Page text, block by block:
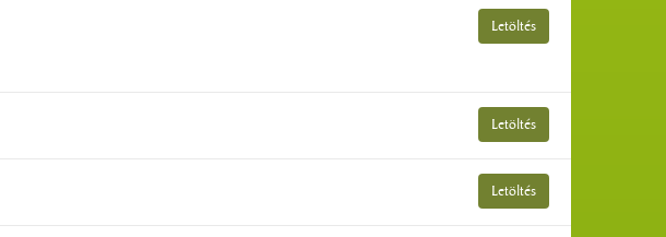
Letöltés
Letöltés
Letöltés